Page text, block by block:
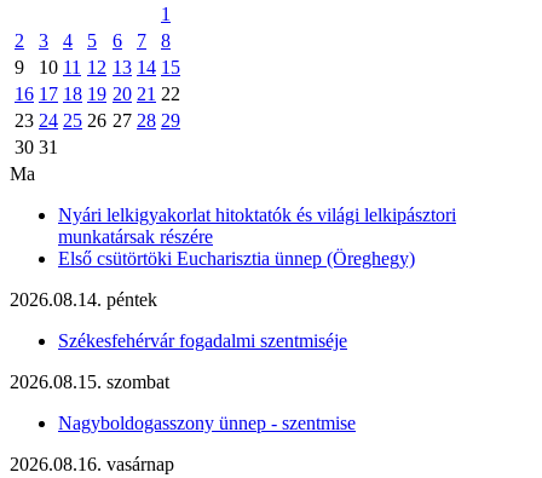
1
2
3 4 5 6 7
8
9
10 11 12 13 14 15
16 17 18 19 20 21 22
23 24 25 26 27 28 29
30 31
Ma
Nyári lelkigyakorlat hitoktatók és világi lelkipásztori
munkatársak részére
Első csütörtöki Eucharisztia ünnep (Öreghegy)
2026.08.14. péntek
Székesfehérvár fogadalmi szentmiséje
2026.08.15. szombat
Nagyboldogasszony ünnep - szentmise
2026.08.16. vasárnap